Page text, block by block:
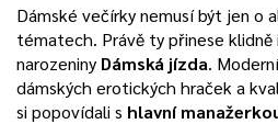
Dámské večírky nemusí být jen o
tématech. Právě ty přinese
narozeniny Dámská jízda.
dámských erotických hraček a
si popovídali s hlavní